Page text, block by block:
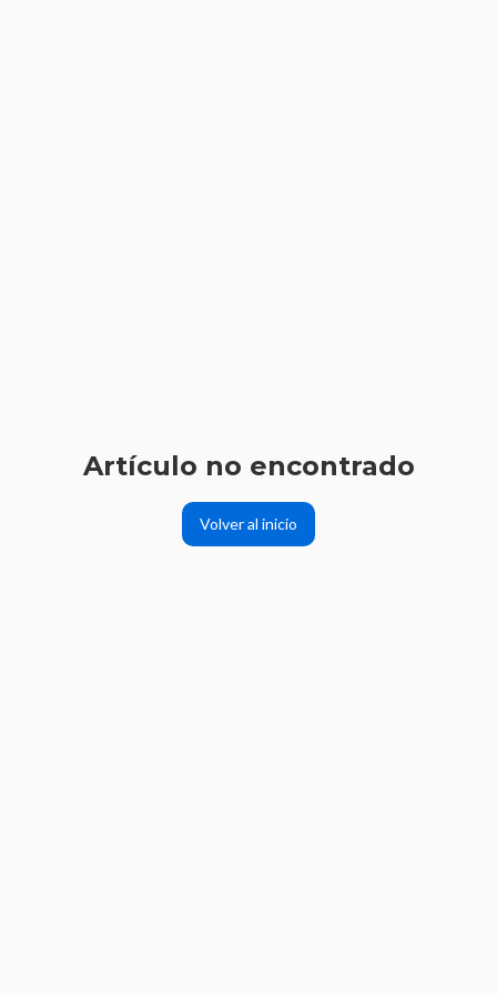
Artículo no encontrado
Volver al inicio